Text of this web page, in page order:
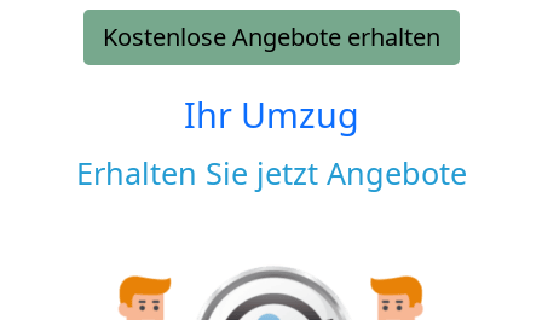
Kostenlose Angebote erhalten
Ihr Umzug
Erhalten Sie jetzt Angebote